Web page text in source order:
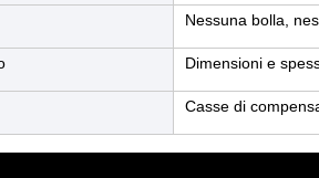
Nessuna bolla,
Dimensioni e
Casse di